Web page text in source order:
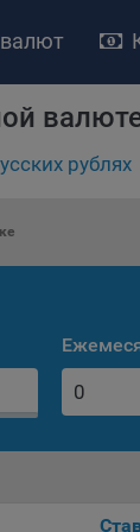
ПОЛОЖЕНИЕ «О
Общество с
Беларусь
Политика
рублях